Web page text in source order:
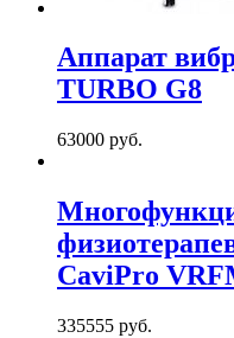
Аппарат
TURBO G8
63000 руб.
CaviPro
335555 руб.